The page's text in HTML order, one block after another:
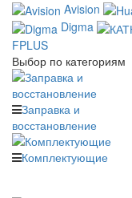
Avision
Digma
FPLUS
Выбор по категориям
Заправка и
восстановление
Комплектующие